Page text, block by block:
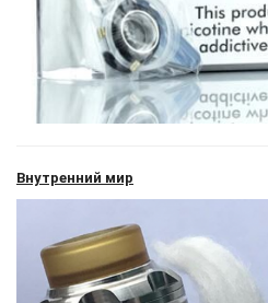
Внутренний мир